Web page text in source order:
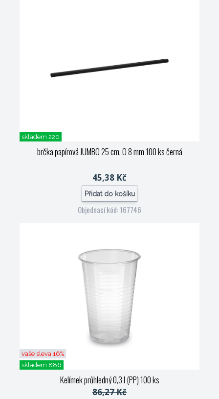
skladem 220
brčka papírová JUMBO 25 cm, O 8 mm 100 ks černá
45,38 Kč
Přidat do košíku
Objednací kód: 167746
vaše sleva 16%
skladem 886
Kelímek průhledný 0,3 l (PP) 100 ks
86,27 Kč